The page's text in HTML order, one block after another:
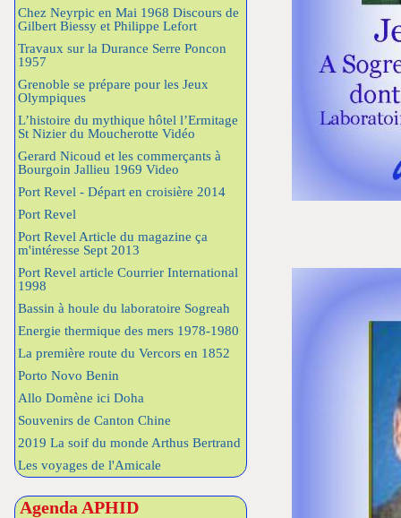
Chez Neyrpic en Mai 1968 Discours de
Gilbert Biessy et Philippe Lefort
Travaux sur la Durance Serre Poncon
1957
Grenoble se prépare pour les Jeux
Olympiques
L’histoire du mythique hôtel l’Ermitage
St Nizier du Moucherotte Vidéo
Gerard Nicoud et les commerçants à
Bourgoin Jallieu 1969 Video
Port Revel - Départ en croisière 2014
Port Revel
Port Revel Article du magazine ça
m'intéresse Sept 2013
Port Revel article Courrier International
1998
Bassin à houle du laboratoire Sogreah
Energie thermique des mers 1978-1980
La première route du Vercors en 1852
Porto Novo Benin
Allo Domène ici Doha
Souvenirs de Canton Chine
2019 La soif du monde Arthus Bertrand
Les voyages de l'Amicale
Agenda APHID